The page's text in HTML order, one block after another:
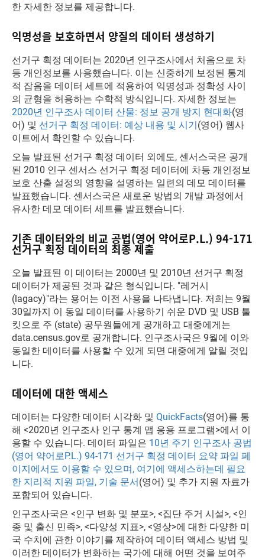
한 자세한 정보를 제공합니다.
익명성을 보호하면서 양질의 데이터 생성하기
선거구 획정 데이터는 2020년 인구조사에서 처음으로 차
등 개인정보를 사용했습니다. 이는 신중하게 보정된 통계
적 잡음을 데이터 세트에 적용하여 익명성과 정확성 사이
의 균형을 허용하는 수학적 방식입니다. 자세한 정보는
2020년 인구조사 데이터 산물: 정보 공개 방지 현대화(영
어) 및 선거구 획정 데이터: 예상 내용 및 시기(영어) 웹사
이트에서 확인할 수 있습니다.
오늘 발표된 선거구 획정 데이터 외에도, 센서스국은 공개
된 2010 인구 센서스 선거구 획정 데이터에 차등 개인정보
보호 산출 설정의 영향을 설명하는 일련의 데모 데이터를
발표했습니다. 센서스국은 새로운 방법의 개발 과정에서
유사한 데모 데이터 세트를 발표했습니다.
기존 데이터와의 비교 공법(영어 약어로P.L.) 94-171
선거구 획정 데이터의 최종 제출
오늘 발표된 이 데이터는 2000년 및 2010년 선거구 획정
데이터가 제공된 것과 같은 형식입니다. "레거시
(lagacy)"라는 용어는 이전 사용을 나타냅니다. 저희는 9월
30일까지 이 동일 데이터를 사용하기 쉬운 DVD 및 USB 툴
킷으로 주 (state) 공무원들에게 공개하고 대중에게는
data.census.gov로 공개합니다. 인구조사국은 9월에 이와
동일한 데이터를 사용할 수 있게 되면 대중에게 알릴 것입
니다.
데이터에 대한 액세스
데이터는 다양한 데이터 시각화 및 QuickFacts(영어)를 통
해 <2020년 인구조사 인구 통계 맵 응용 프로그램>에서 이
용할 수 있습니다. 데이터 파일은 10년 주기 인구조사 공법
(영어 약어로P.L.) 94-171 선거구 획정 데이터 요약 파일 페
이지에서도 이용할 수 있으며, 여기에 액세스하는데 필요
한 지리적 지원 파일, 기술 문서(영어) 및 추가 지원 자료가
포함되어 있습니다.
인구조사국은 <인구 변화 및 분포>, <집단 주거 시설>, <인
종 및 출신 민족>, <다양성 지표>, <영상>에 대한 다양한 미
국 수치에 관한 이야기를 제작하여 데이터 액세스 방법 및
이러한 데이터가 변화하는 국가에 대해 어떤 것을 보여주